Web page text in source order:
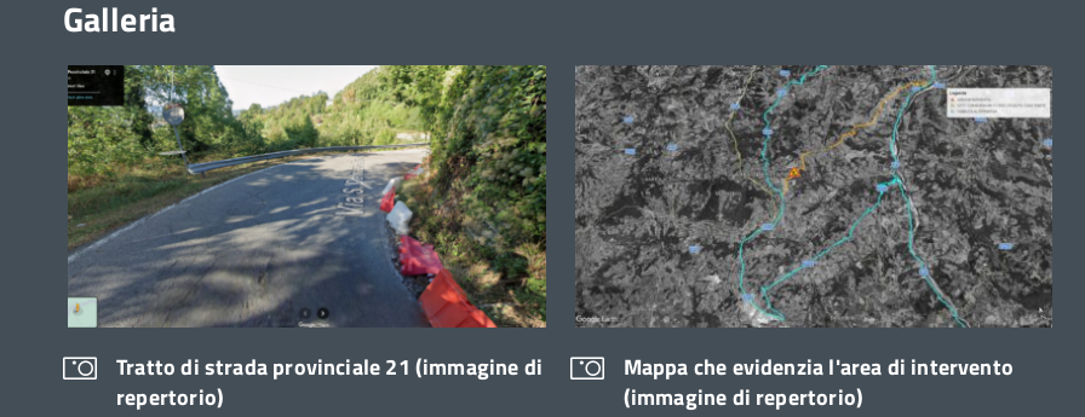
Galleria
Tratto di strada provinciale 21 (immagine di
repertorio)
Mappa che evidenzia l'area di intervento
(immagine di repertorio)